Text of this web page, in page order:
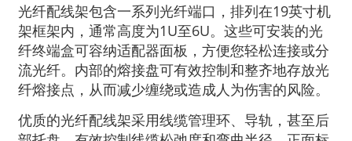
光纤配线架包含一系列光纤端口，排列在19英寸机
架框架内，通常高度为1U至6U。这些可安装的光
纤终端盒可容纳适配器面板，方便您轻松连接或分
流光纤。内部的熔接盘可有效控制和整齐地存放光
纤熔接点，从而减少缠绕或造成人为伤害的风险。
优质的光纤配线架采用线缆管理环、导轨，甚至后